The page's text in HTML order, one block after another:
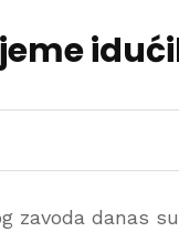
zavoda danas